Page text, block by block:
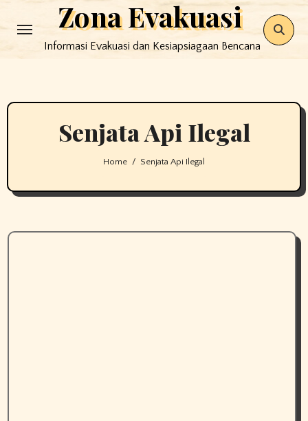
to
Zona Evakuasi
Informasi Evakuasi dan Kesiapsiagaan Bencana
Senjata Api Ilegal
Home Senjata Api Ilegal